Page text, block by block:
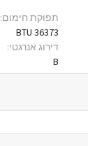
תפוקת חימום:
36373 BTU
דירוג אנרגטי:
B